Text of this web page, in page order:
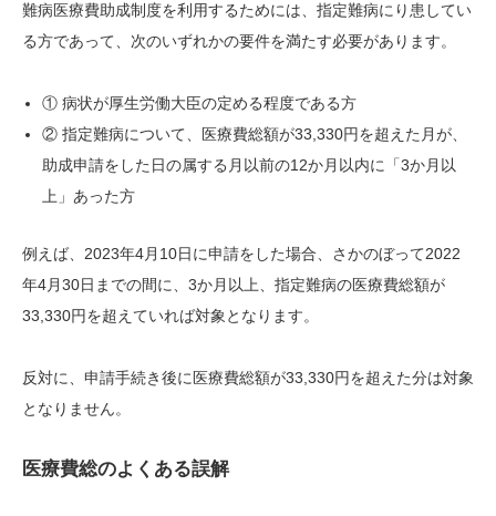
難病医療費助成制度を利用するためには、指定難病にり患してい
る方であって、次のいずれかの要件を満たす必要があります。
① 病状が厚生労働大臣の定める程度である方
② 指定難病について、医療費総額が33,330円を超えた月が、
助成申請をした日の属する月以前の12か月以内に「3か月以
上」あった方
例えば、2023年4月10日に申請をした場合、さかのぼって2022
年4月30日までの間に、3か月以上、指定難病の医療費総額が
33,330円を超えていれば対象となります。
反対に、申請手続き後に医療費総額が33,330円を超えた分は対象
となりません。
医療費総のよくある誤解